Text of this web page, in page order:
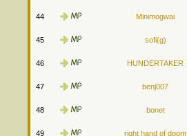
44 Minimogwai
45 sofi(g)
46 HUNDERTAKER
47 benj007
48 bonet
49 right hand of doom